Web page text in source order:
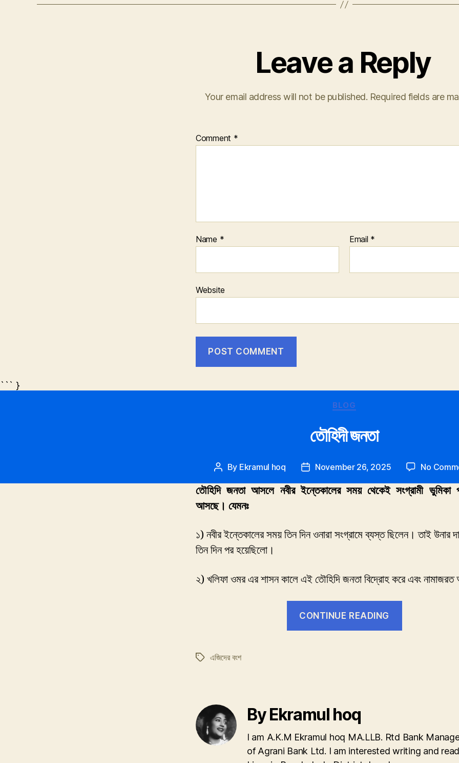
Leave a Reply
Your email address will not be published. Required fields are
Comment *
Name * Email *
Website
``` }
Categories
BLOG
তৌহিদী জনতা
Post
By Ekramul hoq
PostNovember 26, 2025 No
তৌহিদি জনতা আসলে নবীর ইন্তেকালের সময় থেকেই সংগ্রামী ভুমিকা
আসছে। যেমনঃ
১) নবীর ইন্তেকালের সময় তিন দিন ওনারা সংগ্রামে ব্যস্ত ছিলেন। তাই উনার
তিন দিন পর হয়েছিলো।
২) খলিফা ওমর এর শাসন কালে এই তৌহিদি জনতা বিদ্রোহ করে এবং নামাজরত
CONTINUE READING
Tagsএজিদের বংশ
By Ekramul hoq
I am A.K.M Ekramul hoq MA.LLB. Rtd Bank
of Agrani Bank Ltd. I am interested writing and